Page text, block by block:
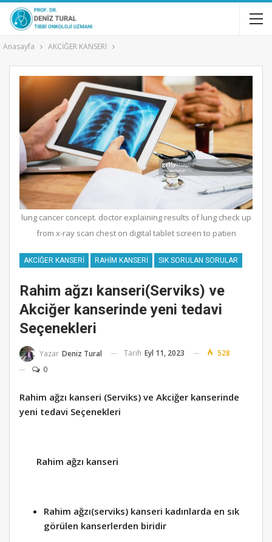
Anasayfa AKCİĞER KANSERİ
lung cancer concept. doctor explaining results of lung check up
from x-ray scan chest on digital tablet screen to patien
AKCİĞER KANSERİ RAHİM KANSERİ SIK SORULAN SORULAR
Rahim ağzı kanseri(Serviks) ve
Akciğer kanserinde yeni tedavi
Seçenekleri
Yazar Deniz Tural Tarih Eyl 11, 2023
528
0
Rahim ağzı kanseri (Serviks) ve Akciğer kanserinde
yeni tedavi Seçenekleri
Rahim ağzı kanseri
Rahim ağzı(serviks) kanseri kadınlarda en sık
görülen kanserlerden biridir